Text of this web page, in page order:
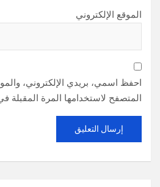
الموقع الإلكتروني
احفظ اسمي، بريدي الإلكتروني،
المتصفح لاستخدامها المرة المقبلة